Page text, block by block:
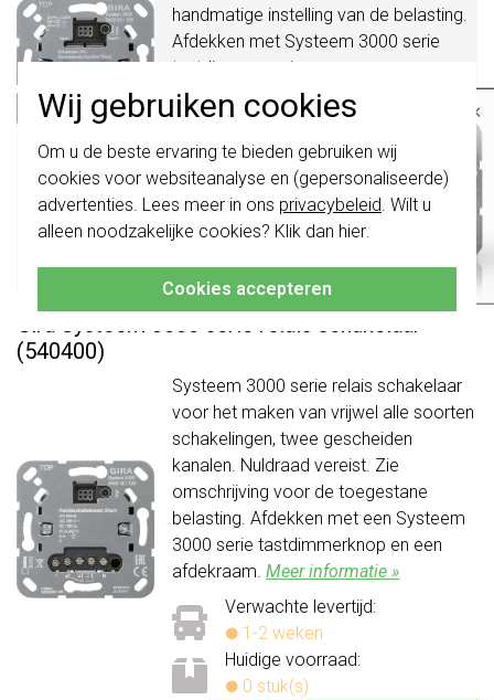
Wij gebruiken cookies
Om u de beste ervaring te bieden gebruiken wij
cookies voor websiteanalyse en (gepersonaliseerde)
advertenties. Lees meer in ons privacybeleid . Wilt u
alleen noodzakelijke cookies? Klik dan hier
Cookies accepteren
handmatige instelling van de belasting.
Afdekken met Systeem 3000 serie
tastdimmer serie
dimmerknoppen.
Meer informatie »
voor maandag 21u besteld,
dinsdag in huis*
Huidige voorraad:
44 stuk(s)
142,95 +
- Bestel
(540400)
Systeem 3000 serie relais schakelaar
voor het maken van vrijwel alle soorten
schakelingen, twee gescheiden
kanalen. Nuldraad vereist. Zie
omschrijving voor de toegestane
belasting. Afdekken met een Systeem
3000 serie tastdimmerknop en een
afdekraam. Meer informatie »
Verwachte levertijd:
1-2 weken
Huidige voorraad:
0 stuk(s)
×
schakelwippen zijn vernieuwd. Ze zijn
niette combineren met de schakelaars
van vóór augustus 2024.
Klik hiervoor meer informatie, zodat je